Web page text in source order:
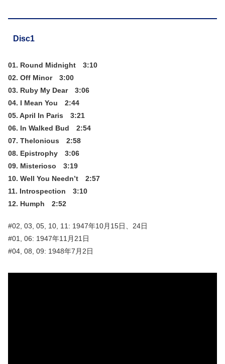
Disc1
01. Round Midnight 3:10
02. Off Minor 3:00
03. Ruby My Dear 3:06
04. I Mean You 2:44
05. April In Paris 3:21
06. In Walked Bud 2:54
07. Thelonious 2:58
08. Epistrophy 3:06
09. Misterioso 3:19
10. Well You Needn’t 2:57
11. Introspection 3:10
12. Humph 2:52
#02, 03, 05, 10, 11: 1947年10月15日、24日
#01, 06: 1947年11月21日
#04, 08, 09: 1948年7月2日